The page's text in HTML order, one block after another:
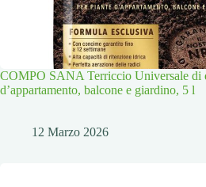
COMPO SANA Terriccio Universale di
d’appartamento, balcone e giardino, 5 l
12 Marzo 2026